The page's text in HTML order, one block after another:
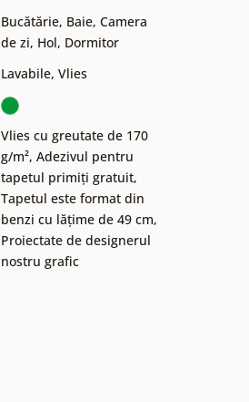
Bucătărie, Baie, Camera
de zi, Hol, Dormitor
Lavabile, Vlies
Vlies cu greutate de 170
g/m², Adezivul pentru
tapetul primiți gratuit,
Tapetul este format din
benzi cu lățime de 49 cm,
Proiectate de designerul
nostru grafic